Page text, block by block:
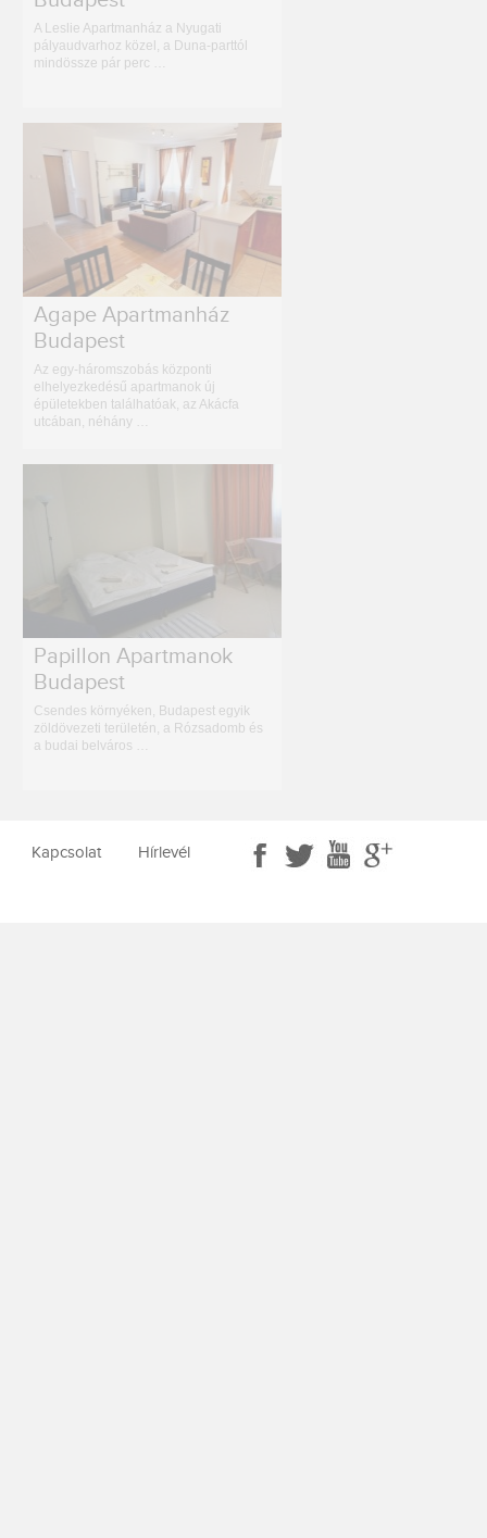
A Leslie Apartmanház a Nyugati
pályaudvarhoz közel, a Duna-parttól
mindössze pár perc …
Agape Apartmanház
Budapest
Az egy-háromszobás központi
elhelyezkedésű apartmanok új
épületekben találhatóak, az Akácfa
utcában, néhány …
Papillon Apartmanok
Budapest
Csendes környéken, Budapest egyik
zöldövezeti területén, a Rózsadomb és
a budai belváros …
Kapcsolat Hírlevél